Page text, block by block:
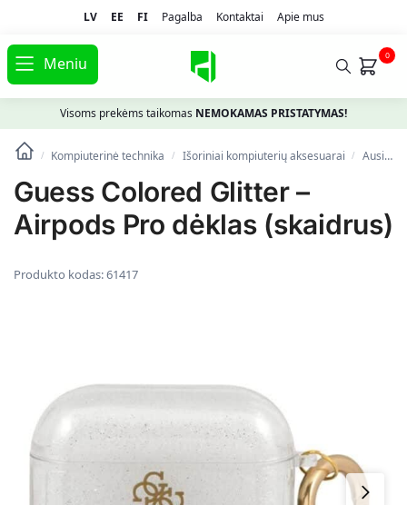
LV EE FI Pagalba Kontaktai Apie mus
Meniu 0
Visoms prekėms taikomas NEMOKAMAS PRISTATYMAS!
/ Kompiuterinė technika / Išoriniai kompiuterių aksesuarai / Ausinės
Guess Colored Glitter –
Airpods Pro dėklas (skaidrus)
Produkto kodas:61417